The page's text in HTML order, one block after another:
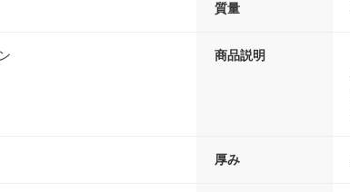
質量
商品説明
厚み